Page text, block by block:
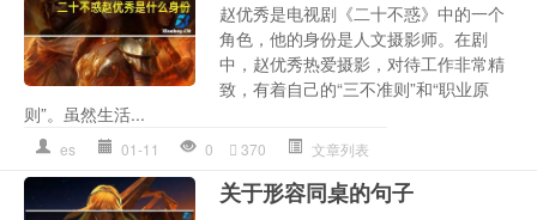
赵优秀是电视剧《二十不惑》中的一个
角色，他的身份是人文摄影师。在剧
中，赵优秀热爱摄影，对待工作非常精
致，有着自己的“三不准则”和“职业原
则”。虽然生活...
es 01-11 0 370 文章列表
关于形容同桌的句子